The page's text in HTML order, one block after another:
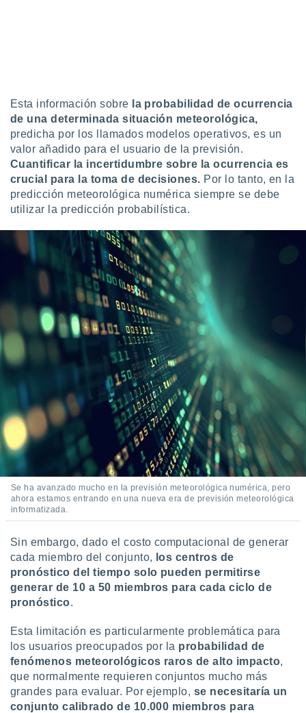
uso de
contenido
medir el
de la
el
del
de
de
de
de
con el
e
mediante
publicidad
de
1199
Esta información sobre la probabilidad de ocurrencia
de una determinada situación meteorológica,
predicha por los llamados modelos operativos, es un
valor añadido para el usuario de la previsión.
Cuantificar la incertidumbre sobre la ocurrencia es
crucial para la toma de decisiones. Por lo tanto, en la
predicción meteorológica numérica siempre se debe
utilizar la predicción probabilística.
Se ha avanzado mucho en la previsión meteorológica numérica, pero
ahora estamos entrando en una nueva era de previsión meteorológica
informatizada.
Sin embargo, dado el costo computacional de generar
cada miembro del conjunto, los centros de
pronóstico del tiempo solo pueden permitirse
generar de 10 a 50 miembros para cada ciclo de
pronóstico.
Esta limitación es particularmente problemática para
los usuarios preocupados por la probabilidad de
fenómenos meteorológicos raros de alto impacto,
que normalmente requieren conjuntos mucho más
grandes para evaluar. Por ejemplo, se necesitaría un
conjunto calibrado de 10.000 miembros para